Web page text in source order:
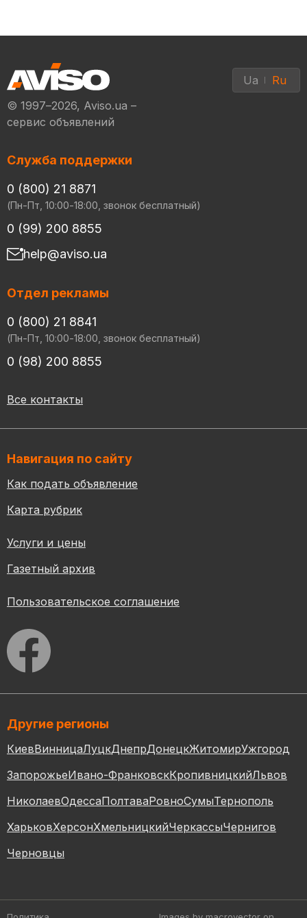
© 1997–2026, Aviso.ua –
сервис объявлений
Ua Ru
Служба поддержки
0 (800) 21 8871
(Пн-Пт, 10:00-18:00, звонок бесплатный)
0 (99) 200 8855
help@aviso.ua
Отдел рекламы
0 (800) 21 8841
(Пн-Пт, 10:00-18:00, звонок бесплатный)
0 (98) 200 8855
Все контакты
Навигация по сайту
Как подать объявление
Карта рубрик
Услуги и цены
Газетный архив
Пользовательское соглашение
Другие регионы
КиевВинницаЛуцкДнепрДонецкЖитомирУжгород
ЗапорожьеИвано-ФранковскКропивницкийЛьвов
НиколаевОдессаПолтаваРовноСумыТернополь
ХарьковХерсонХмельницкийЧеркассыЧернигов
Черновцы